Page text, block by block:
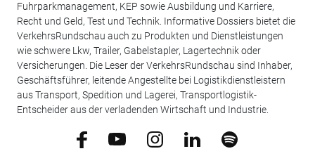
Fuhrparkmanagement, KEP sowie Ausbildung und Karriere,
Recht und Geld, Test und Technik. Informative Dossiers bietet die
VerkehrsRundschau auch zu Produkten und Dienstleistungen
wie schwere Lkw, Trailer, Gabelstapler, Lagertechnik oder
Versicherungen. Die Leser der VerkehrsRundschau sind Inhaber,
Geschäftsführer, leitende Angestellte bei Logistikdienstleistern
aus Transport, Spedition und Lagerei, Transportlogistik-
Entscheider aus der verladenden Wirtschaft und Industrie.